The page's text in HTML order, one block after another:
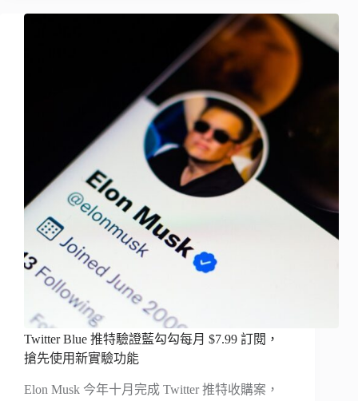
Twitter Blue 推特驗證藍勾勾每月 $7.99 訂閱，
搶先使用新實驗功能
Elon Musk 今年十月完成 Twitter 推特收購案，